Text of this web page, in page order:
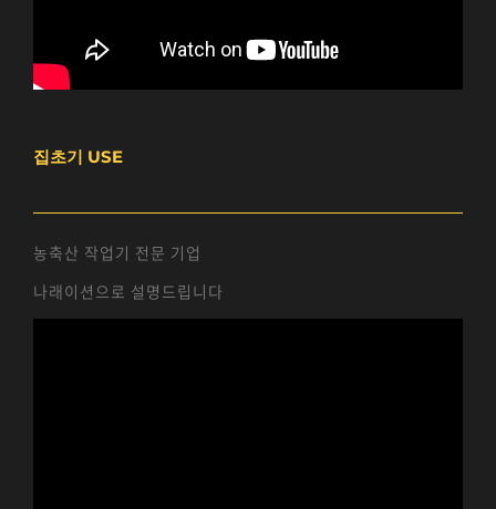
집초기 USE
농축산 작업기 전문 기업
나래이션으로 설명드립니다